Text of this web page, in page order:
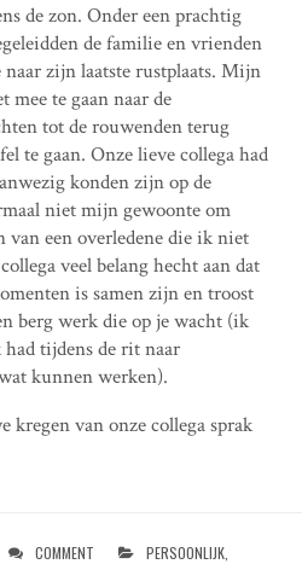
de zon. Onder een prachtig
de familie en vrienden
naar zijn laatste rustplaats. Mijn
mee te gaan naar de
tot de rouwenden terug
te gaan. Onze lieve collega had
konden zijn op de
niet mijn gewoonte om
van een overledene die ik niet
veel belang hecht aan dat
is samen zijn en troost
berg werk die op je wacht (ik
tijdens de rit naar
kunnen werken).
kregen van onze collega sprak
COMMENT PERSOONLIJK,